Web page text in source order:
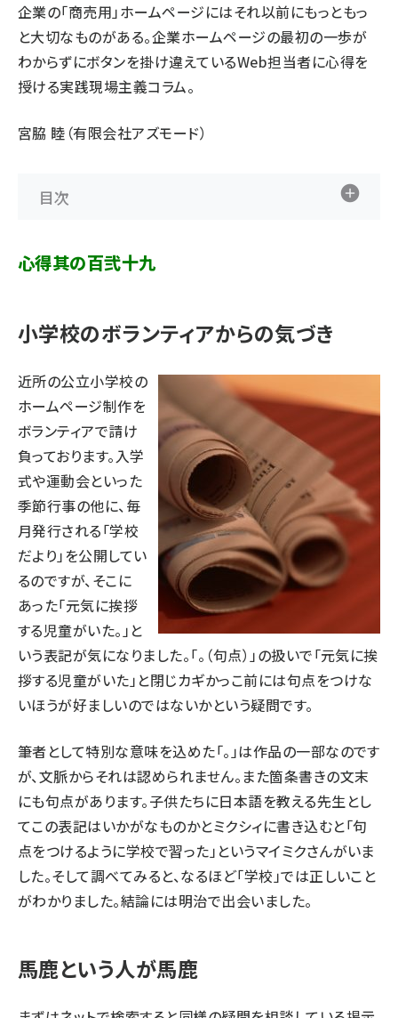
企業の「商売用」ホームページにはそれ以前にもっともっ
と大切なものがある。企業ホームページの最初の一歩が
わからずにボタンを掛け違えているWeb担当者に心得を
授ける実践現場主義コラム。
宮脇 睦（有限会社アズモード）
目次
心得其の百弐十九
小学校のボランティアからの気づき
近所の公立小学校の
ホームページ制作を
ボランティアで請け
負っております。入学
式や運動会といった
季節行事の他に、毎
月発行される「学校
だより」を公開してい
るのですが、そこに
あった「元気に挨拶
する児童がいた。」と
いう表記が気になりました。「。（句点）」の扱いで「元気に挨
拶する児童がいた」と閉じカギかっこ前には句点をつけな
いほうが好ましいのではないかという疑問です。
筆者として特別な意味を込めた「。」は作品の一部なのです
が、文脈からそれは認められません。また箇条書きの文末
にも句点があります。子供たちに日本語を教える先生とし
てこの表記はいかがなものかとミクシィに書き込むと「句
点をつけるように学校で習った」というマイミクさんがいま
した。そして調べてみると、なるほど「学校」では正しいこと
がわかりました。結論には明治で出会いました。
馬鹿という人が馬鹿